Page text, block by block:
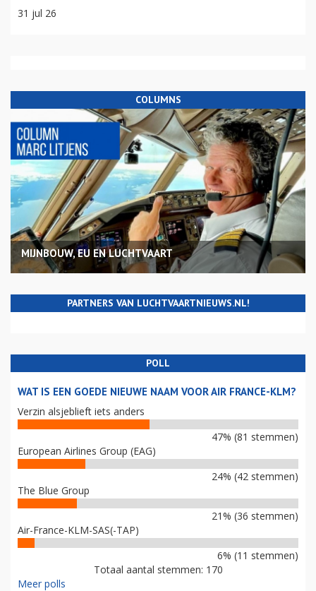
31 jul 26
COLUMNS
MIJNBOUW, EU EN LUCHTVAART
PARTNERS VAN LUCHTVAARTNIEUWS.NL!
POLL
WAT IS EEN GOEDE NIEUWE NAAM VOOR AIR FRANCE-KLM?
Verzin alsjeblieft iets anders
47% (81 stemmen)
European Airlines Group (EAG)
24% (42 stemmen)
The Blue Group
21% (36 stemmen)
Air-France-KLM-SAS(-TAP)
6% (11 stemmen)
Totaal aantal stemmen: 170
Meer polls